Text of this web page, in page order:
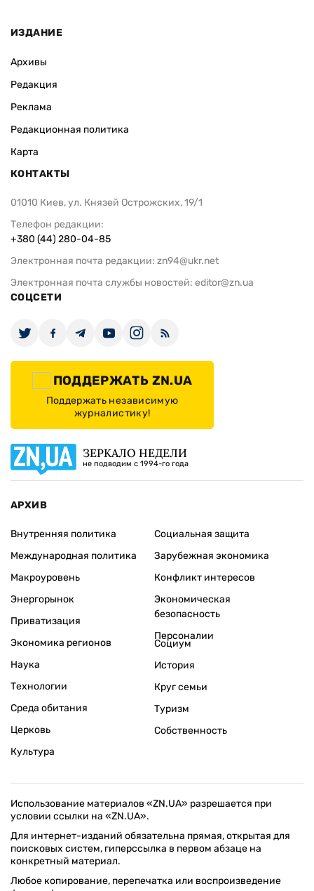
ИЗДАНИЕ
Архивы
Редакция
Реклама
Редакционная политика
Карта
КОНТАКТЫ
01010 Киев, ул. Князей Острожских, 19/1
Телефон редакции:
+380 (44) 280-04-85
Электронная почта редакции: zn94@ukr.net
Электронная почта службы новостей: editor@zn.ua
СОЦСЕТИ
ПОДДЕРЖАТЬ ZN.UA
Поддержать независимую
журналистику!
ЗЕРКАЛО НЕДЕЛИ
не подводим с 1994-го года
АРХИВ
Внутренняя политика
Международная политика
Макроуровень
Энергорынок
Приватизация
Экономика регионов
Социальная защита
Зарубежная экономика
Конфликт интересов
Экономическая
безопасность
Персоналии
Наука
Технологии
Среда обитания
Церковь
Культура
Социум
История
Круг семьи
Туризм
Собственность
Использование материалов «ZN.UA» разрешается при
условии ссылки на «ZN.UA».
Для интернет-изданий обязательна прямая, открытая для
поисковых систем, гиперссылка в первом абзаце на
конкретный материал.
Любое копирование, перепечатка или воспроизведение